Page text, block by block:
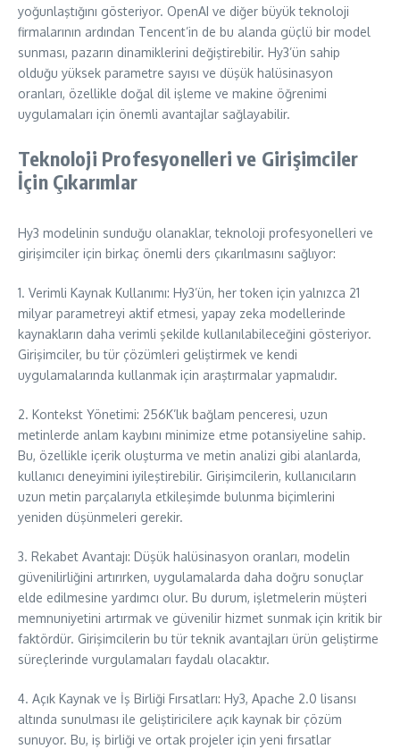
yoğunlaştığını gösteriyor. OpenAI ve diğer büyük teknoloji
firmalarının ardından Tencent’in de bu alanda güçlü bir model
sunması, pazarın dinamiklerini değiştirebilir. Hy3’ün sahip
olduğu yüksek parametre sayısı ve düşük halüsinasyon
oranları, özellikle doğal dil işleme ve makine öğrenimi
uygulamaları için önemli avantajlar sağlayabilir.
Teknoloji Profesyonelleri ve Girişimciler
İçin Çıkarımlar
Hy3 modelinin sunduğu olanaklar, teknoloji profesyonelleri ve
girişimciler için birkaç önemli ders çıkarılmasını sağlıyor:
1. Verimli Kaynak Kullanımı: Hy3’ün, her token için yalnızca 21
milyar parametreyi aktif etmesi, yapay zeka modellerinde
kaynakların daha verimli şekilde kullanılabileceğini gösteriyor.
Girişimciler, bu tür çözümleri geliştirmek ve kendi
uygulamalarında kullanmak için araştırmalar yapmalıdır.
2. Kontekst Yönetimi: 256K’lık bağlam penceresi, uzun
metinlerde anlam kaybını minimize etme potansiyeline sahip.
Bu, özellikle içerik oluşturma ve metin analizi gibi alanlarda,
kullanıcı deneyimini iyileştirebilir. Girişimcilerin, kullanıcıların
uzun metin parçalarıyla etkileşimde bulunma biçimlerini
yeniden düşünmeleri gerekir.
3. Rekabet Avantajı: Düşük halüsinasyon oranları, modelin
güvenilirliğini artırırken, uygulamalarda daha doğru sonuçlar
elde edilmesine yardımcı olur. Bu durum, işletmelerin müşteri
memnuniyetini artırmak ve güvenilir hizmet sunmak için kritik bir
faktördür. Girişimcilerin bu tür teknik avantajları ürün geliştirme
süreçlerinde vurgulamaları faydalı olacaktır.
4. Açık Kaynak ve İş Birliği Fırsatları: Hy3, Apache 2.0 lisansı
altında sunulması ile geliştiricilere açık kaynak bir çözüm
sunuyor. Bu, iş birliği ve ortak projeler için yeni fırsatlar